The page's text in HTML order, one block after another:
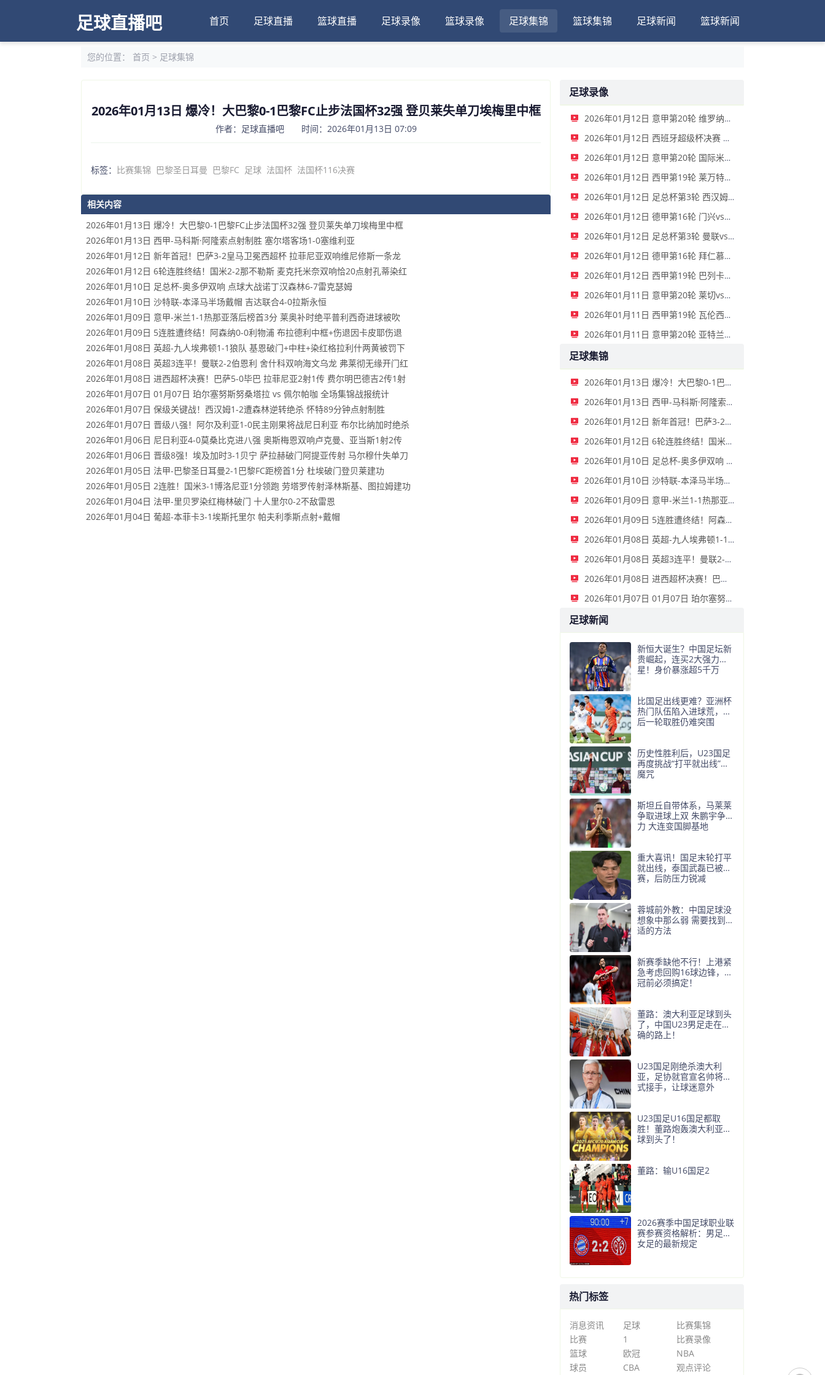
足球直播吧 首页 足球直播 篮球直播 足球录像 篮球录像 足球集锦 篮球集锦 足球新闻 篮球新闻
您的位置： 首页 > 足球集锦
2026年01月13日 爆冷！大巴黎0-1巴黎FC止步法国杯32强 登贝莱失单刀埃梅里中框
作者：足球直播吧 时间：2026年01月13日 07:09
标签： 比赛集锦 巴黎圣日耳曼 巴黎FC 足球 法国杯 法国杯116决赛
相关内容
2026年01月13日 爆冷！大巴黎0-1巴黎FC止步法国杯32强 登贝莱失单刀埃梅里中框
2026年01月13日 西甲-马科斯·阿隆索点射制胜 塞尔塔客场1-0塞维利亚
2026年01月12日 新年首冠！巴萨3-2皇马卫冕西超杯 拉菲尼亚双响维尼修斯一条龙
2026年01月12日 6轮连胜终结！国米2-2那不勒斯 麦克托米奈双响恰20点射孔蒂染红
2026年01月10日 足总杯-奥多伊双响 点球大战诺丁汉森林6-7雷克瑟姆
2026年01月10日 沙特联-本泽马半场戴帽 吉达联合4-0拉斯永恒
2026年01月09日 意甲-米兰1-1热那亚落后榜首3分 莱奥补时绝平普利西奇进球被吹
2026年01月09日 5连胜遭终结！阿森纳0-0利物浦 布拉德利中框+伤退因卡皮耶伤退
2026年01月08日 英超-九人埃弗顿1-1狼队 基恩破门+中柱+染红格拉利什两黄被罚下
2026年01月08日 英超3连平！曼联2-2伯恩利 舍什科双响海文乌龙 弗莱彻无缘开门红
2026年01月08日 进西超杯决赛！巴萨5-0毕巴 拉菲尼亚2射1传 费尔明巴德吉2传1射
2026年01月07日 01月07日 珀尔塞努斯努桑塔拉 vs 佩尔帕咖 全场集锦战报统计
2026年01月07日 保级关键战！西汉姆1-2遭森林逆转绝杀 怀特89分钟点射制胜
2026年01月07日 晋级八强！阿尔及利亚1-0民主刚果将战尼日利亚 布尔比纳加时绝杀
2026年01月06日 尼日利亚4-0莫桑比克进八强 奥斯梅恩双响卢克曼、亚当斯1射2传
2026年01月06日 晋级8强！埃及加时3-1贝宁 萨拉赫破门阿提亚传射 马尔穆什失单刀
2026年01月05日 法甲-巴黎圣日耳曼2-1巴黎FC距榜首1分 杜埃破门登贝莱建功
2026年01月05日 2连胜！国米3-1博洛尼亚1分领跑 劳塔罗传射泽林斯基、图拉姆建功
2026年01月04日 法甲-里贝罗染红梅林破门 十人里尔0-2不敌雷恩
2026年01月04日 葡超-本菲卡3-1埃斯托里尔 帕夫利季斯点射+戴帽
足球录像
2026年01月12日 意甲第20轮 维罗纳vs拉齐奥 全场录像
2026年01月12日 西班牙超级杯决赛 巴塞罗那vs皇家马德里 全场录像
2026年01月12日 意甲第20轮 国际米兰vs那不勒斯 全场录像
2026年01月12日 西甲第19轮 莱万特vs西班牙人 全场录像
2026年01月12日 足总杯第3轮 西汉姆联vs女王公园巡游者 全场录像
2026年01月12日 德甲第16轮 门兴vs奥格斯堡 全场录像
2026年01月12日 足总杯第3轮 曼联vs布莱顿 全场录像
2026年01月12日 德甲第16轮 拜仁慕尼黑vs沃尔夫斯堡 全场录像
2026年01月12日 西甲第19轮 巴列卡诺vs马洛卡 全场录像
2026年01月11日 意甲第20轮 莱切vs帕尔马 全场录像
2026年01月11日 西甲第19轮 瓦伦西亚vs埃尔切 全场录像
2026年01月11日 意甲第20轮 亚特兰大vs都灵 全场录像
足球集锦
2026年01月13日 爆冷！大巴黎0-1巴黎FC止步法国杯32强 登贝莱失单刀埃梅里中框
2026年01月13日 西甲-马科斯·阿隆索点射制胜 塞尔塔客场1-0塞维利亚
2026年01月12日 新年首冠！巴萨3-2皇马卫冕西超杯 拉菲尼亚双响维尼修斯一条龙
2026年01月12日 6轮连胜终结！国米2-2那不勒斯 麦克托米奈双响恰20点射孔蒂染红
2026年01月10日 足总杯-奥多伊双响 点球大战诺丁汉森林6-7雷克瑟姆
2026年01月10日 沙特联-本泽马半场戴帽 吉达联合4-0拉斯永恒
2026年01月09日 意甲-米兰1-1热那亚落后榜首3分 莱奥补时绝平普利西奇进球被吹
2026年01月09日 5连胜遭终结！阿森纳0-0利物浦 布拉德利中框+伤退因卡皮耶伤退
2026年01月08日 英超-九人埃弗顿1-1狼队 基恩破门+中柱+染红格拉利什两黄被罚下
2026年01月08日 英超3连平！曼联2-2伯恩利 舍什科双响海文乌龙 弗莱彻无缘开门红
2026年01月08日 进西超杯决赛！巴萨5-0毕巴 拉菲尼亚2射1传 费尔明巴德吉2传1射
2026年01月07日 01月07日 珀尔塞努斯努桑塔拉 vs 佩尔帕咖 全场集锦战报统计
足球新闻
新恒大诞生？中国足坛新
贵崛起，连买2大强力球
星！身价暴涨超5千万
比国足出线更难？亚洲杯
热门队伍陷入进球荒，最
后一轮取胜仍难突围
历史性胜利后，U23国足
再度挑战“打平就出线”的
魔咒
斯坦丘自带体系，马莱莱
争取进球上双 朱鹏宇争主
力 大连变国脚基地
重大喜讯！国足末轮打平
就出线，泰国武磊已被停
赛，后防压力锐减
蓉城前外教：中国足球没
想象中那么弱 需要找到合
适的方法
新赛季缺他不行！上港紧
急考虑回购16球边锋，亚
冠前必须搞定！
董路：澳大利亚足球到头
了，中国U23男足走在正
确的路上！
U23国足刚绝杀澳大利
亚，足协就官宣名帅将正
式接手，让球迷意外
U23国足U16国足都取
胜！董路炮轰澳大利亚足
球到头了！
董路：输U16国足2
2026赛季中国足球职业联
赛参赛资格解析：男足与
女足的最新规定
热门标签
消息资讯 足球
比赛集锦
比赛
1
比赛录像
篮球
欧冠
NBA
球员
CBA 观点评论